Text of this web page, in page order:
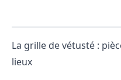
La grille de vétusté :
lieux